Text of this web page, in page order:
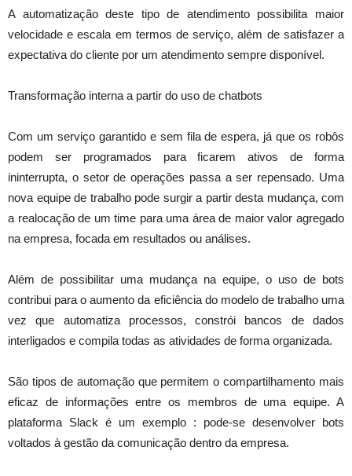
A automatização deste tipo de atendimento possibilita maior
velocidade e escala em termos de serviço, além de satisfazer a
expectativa do cliente por um atendimento sempre disponível.
Transformação interna a partir do uso de chatbots
Com um serviço garantido e sem fila de espera, já que os robôs
podem ser programados para ficarem ativos de forma
ininterrupta, o setor de operações passa a ser repensado. Uma
nova equipe de trabalho pode surgir a partir desta mudança, com
a realocação de um time para uma área de maior valor agregado
na empresa, focada em resultados ou análises.
Além de possibilitar uma mudança na equipe, o uso de bots
contribui para o aumento da eficiência do modelo de trabalho uma
vez que automatiza processos, constrói bancos de dados
interligados e compila todas as atividades de forma organizada.
São tipos de automação que permitem o compartilhamento mais
eficaz de informações entre os membros de uma equipe. A
plataforma Slack é um exemplo : pode-se desenvolver bots
voltados à gestão da comunicação dentro da empresa.